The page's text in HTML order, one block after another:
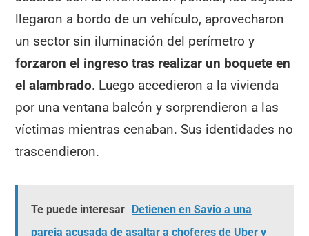
llegaron a bordo de un vehículo, aprovecharon
un sector sin iluminación del perímetro y
forzaron el ingreso tras realizar un boquete en
el alambrado. Luego accedieron a la vivienda
por una ventana balcón y sorprendieron a las
víctimas mientras cenaban. Sus identidades no
trascendieron.
Te puede interesar
Detienen en Savio a una
pareja acusada de asaltar a choferes de Uber y